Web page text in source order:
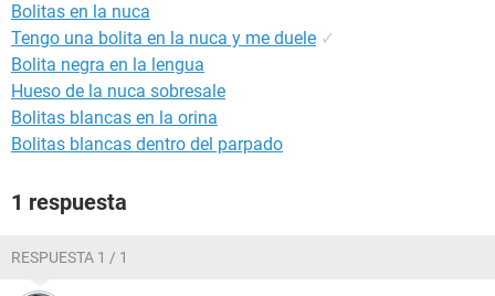
Bolitas en la nuca
Tengo una bolita en la nuca y me duele ✓
Bolita negra en la lengua
Hueso de la nuca sobresale
Bolitas blancas en la orina
Bolitas blancas dentro del parpado
1 respuesta
RESPUESTA 1 / 1